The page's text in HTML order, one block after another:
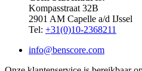
Kompasstraat 32B
2901 AM Capelle a/d IJssel
Tel: +31(0)10-2368211
info@benscore.com